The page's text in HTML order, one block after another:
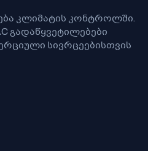
კლიმატის კონტროლში.
გადაწყვეტილებები
სივრცეებისთვის